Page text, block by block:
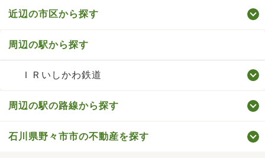
近辺の市区から探す
周辺の駅から探す
ＩＲいしかわ鉄道
周辺の駅の路線から探す
石川県野々市市の不動産を探す